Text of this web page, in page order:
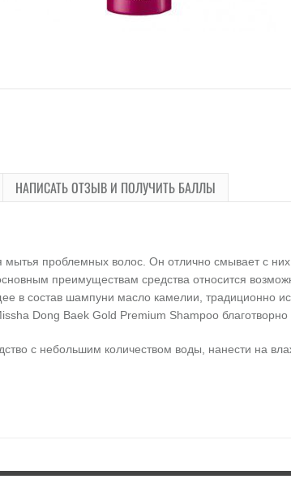
НАПИСАТЬ ОТЗЫВ И ПОЛУЧИТЬ БАЛЛЫ
проблемных волос. Он отлично смывает с
преимуществам средства относится
в состав шампуни масло камелии, традиционно
Dong Baek Gold Premium Shampoo благотворно
с небольшим количеством воды, нанести на